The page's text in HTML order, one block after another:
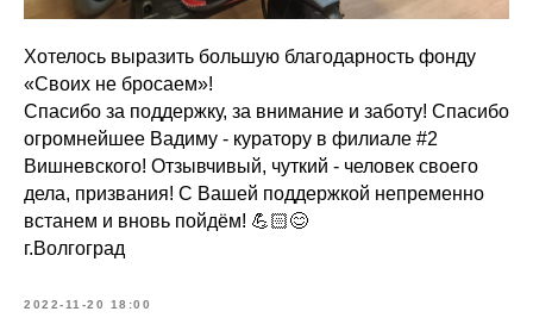
Хотелось выразить большую благодарность фонду
«Своих не бросаем»!
Спасибо за поддержку, за внимание и заботу! Спасибо
огромнейшее Вадиму - куратору в филиале #2
Вишневского! Отзывчивый, чуткий - человек своего
дела, призвания! С Вашей поддержкой непременно
встанем и вновь пойдём! 💪🏻😊
г.Волгоград
2022-11-20 18:00